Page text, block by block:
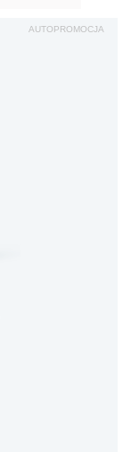
AUTOPROMOCJA